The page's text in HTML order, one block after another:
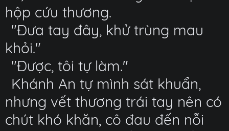
hộp cứu thương.
"Đưa tay đây, khử trùng mau
khỏi."
"Được, tôi tự làm."
Khánh An tự mình sát khuẩn,
nhưng vết thương trái tay nên có
chút khó khăn, cô đau đến nỗi